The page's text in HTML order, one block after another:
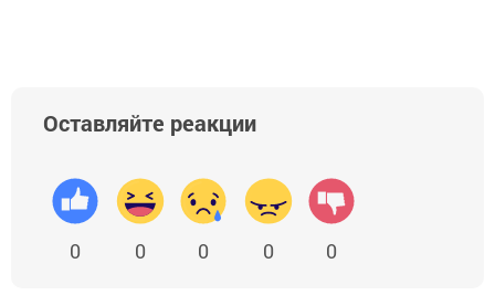
Оставляйте реакции
0 0 0 0 0